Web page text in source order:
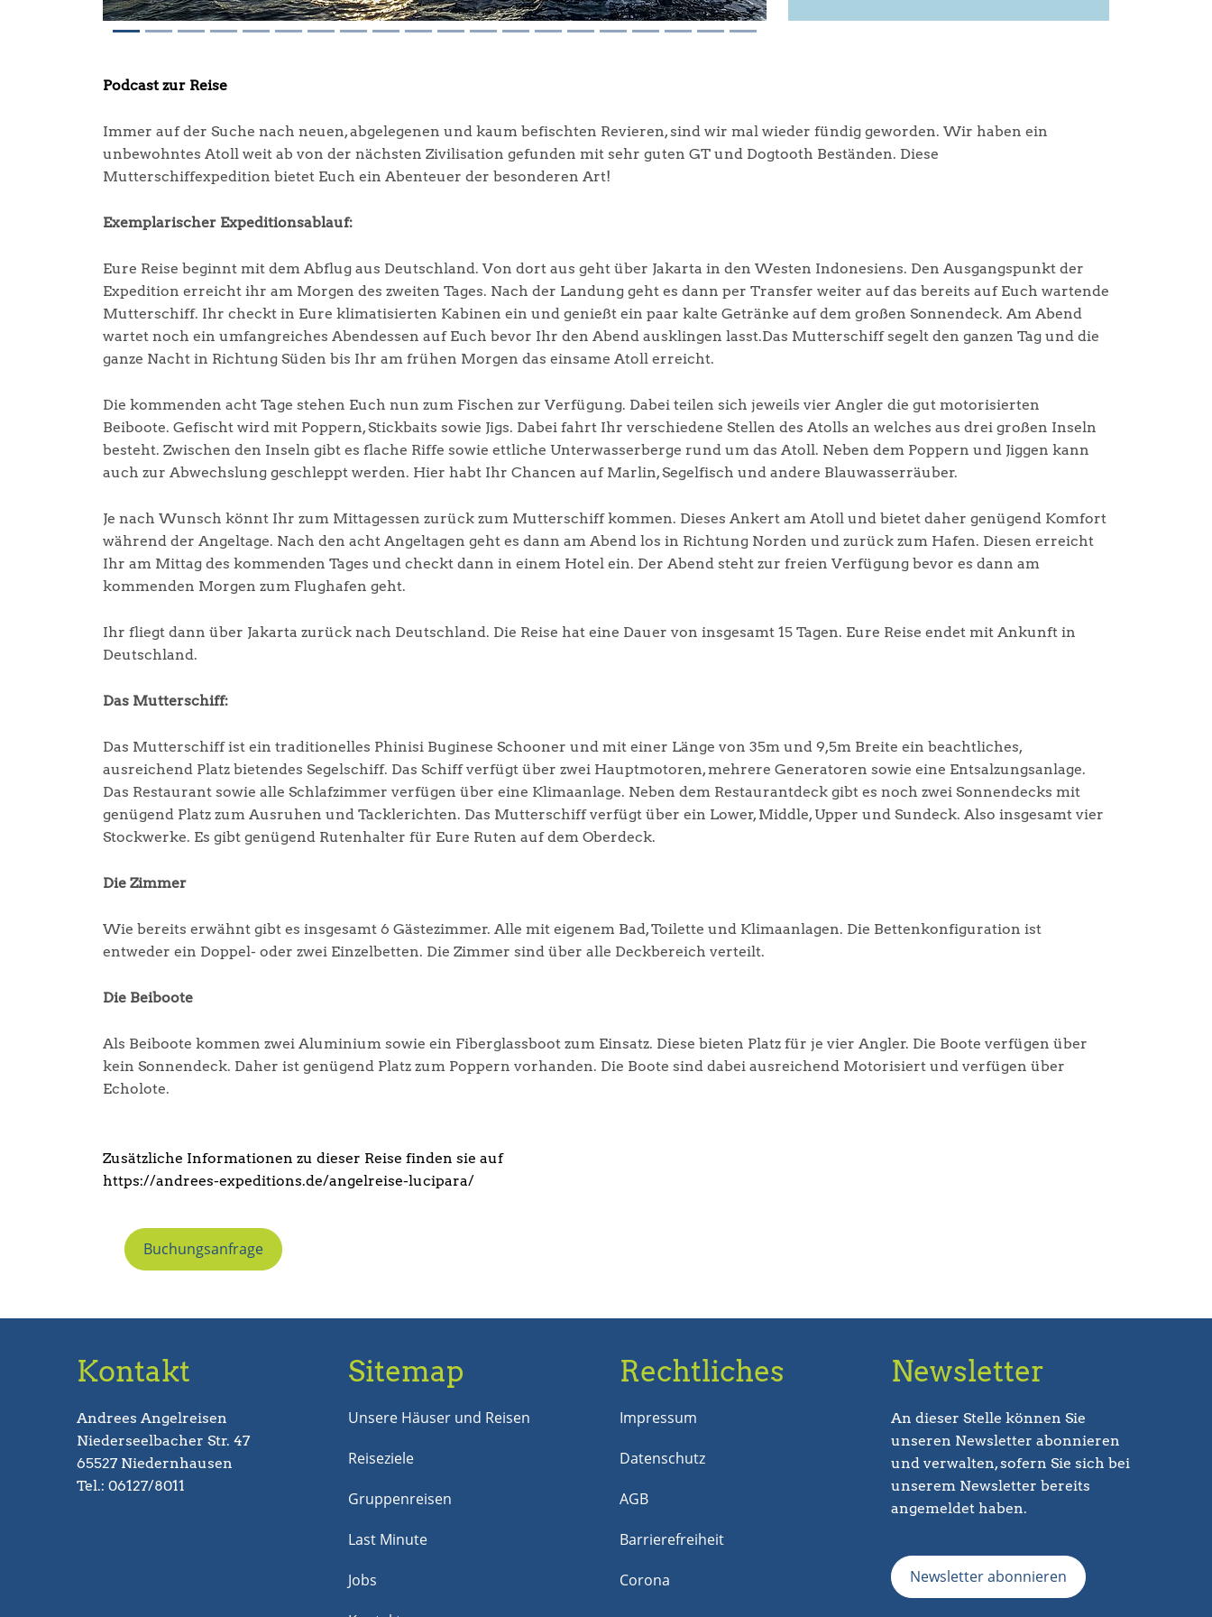
Podcast zur Reise
Immer auf der Suche nach neuen, abgelegenen und kaum befischten Revieren, sind wir mal wieder fündig geworden. Wir haben ein
unbewohntes Atoll weit ab von der nächsten Zivilisation gefunden mit sehr guten GT und Dogtooth Beständen. Diese
Mutterschiffexpedition bietet Euch ein Abenteuer der besonderen Art!
Exemplarischer Expeditionsablauf:
Eure Reise beginnt mit dem Abflug aus Deutschland. Von dort aus geht über Jakarta in den Westen Indonesiens. Den Ausgangspunkt der
Expedition erreicht ihr am Morgen des zweiten Tages. Nach der Landung geht es dann per Transfer weiter auf das bereits auf Euch wartende
Mutterschiff. Ihr checkt in Eure klimatisierten Kabinen ein und genießt ein paar kalte Getränke auf dem großen Sonnendeck. Am Abend
wartet noch ein umfangreiches Abendessen auf Euch bevor Ihr den Abend ausklingen lasst.Das Mutterschiff segelt den ganzen Tag und die
ganze Nacht in Richtung Süden bis Ihr am frühen Morgen das einsame Atoll erreicht.
Die kommenden acht Tage stehen Euch nun zum Fischen zur Verfügung. Dabei teilen sich jeweils vier Angler die gut motorisierten
Beiboote. Gefischt wird mit Poppern, Stickbaits sowie Jigs. Dabei fahrt Ihr verschiedene Stellen des Atolls an welches aus drei großen Inseln
besteht. Zwischen den Inseln gibt es flache Riffe sowie ettliche Unterwasserberge rund um das Atoll. Neben dem Poppern und Jiggen kann
auch zur Abwechslung geschleppt werden. Hier habt Ihr Chancen auf Marlin, Segelfisch und andere Blauwasserräuber.
Je nach Wunsch könnt Ihr zum Mittagessen zurück zum Mutterschiff kommen. Dieses Ankert am Atoll und bietet daher genügend Komfort
während der Angeltage. Nach den acht Angeltagen geht es dann am Abend los in Richtung Norden und zurück zum Hafen. Diesen erreicht
Ihr am Mittag des kommenden Tages und checkt dann in einem Hotel ein. Der Abend steht zur freien Verfügung bevor es dann am
kommenden Morgen zum Flughafen geht.
Ihr fliegt dann über Jakarta zurück nach Deutschland. Die Reise hat eine Dauer von insgesamt 15 Tagen. Eure Reise endet mit Ankunft in
Deutschland.
Das Mutterschiff:
Das Mutterschiff ist ein traditionelles Phinisi Buginese Schooner und mit einer Länge von 35m und 9,5m Breite ein beachtliches,
ausreichend Platz bietendes Segelschiff. Das Schiff verfügt über zwei Hauptmotoren, mehrere Generatoren sowie eine Entsalzungsanlage.
Das Restaurant sowie alle Schlafzimmer verfügen über eine Klimaanlage. Neben dem Restaurantdeck gibt es noch zwei Sonnendecks mit
genügend Platz zum Ausruhen und Tacklerichten. Das Mutterschiff verfügt über ein Lower, Middle, Upper und Sundeck. Also insgesamt vier
Stockwerke. Es gibt genügend Rutenhalter für Eure Ruten auf dem Oberdeck.
Die Zimmer
Wie bereits erwähnt gibt es insgesamt 6 Gästezimmer. Alle mit eigenem Bad, Toilette und Klimaanlagen. Die Bettenkonfiguration ist
entweder ein Doppel- oder zwei Einzelbetten. Die Zimmer sind über alle Deckbereich verteilt.
Die Beiboote
Als Beiboote kommen zwei Aluminium sowie ein Fiberglassboot zum Einsatz. Diese bieten Platz für je vier Angler. Die Boote verfügen über
kein Sonnendeck. Daher ist genügend Platz zum Poppern vorhanden. Die Boote sind dabei ausreichend Motorisiert und verfügen über
Echolote.
Zusätzliche Informationen zu dieser Reise finden sie auf
https://andrees-expeditions.de/angelreise-lucipara/
Buchungsanfrage
Kontakt
Andrees Angelreisen
Niederseelbacher Str. 47
65527 Niedernhausen
Tel.: 06127/8011
Sitemap
Unsere Häuser und Reisen
Reiseziele
Gruppenreisen
Last Minute
Jobs
Rechtliches
Impressum
Datenschutz
AGB
Barrierefreiheit
Corona
Newsletter
An dieser Stelle können Sie
unseren Newsletter abonnieren
und verwalten, sofern Sie sich bei
unserem Newsletter bereits
angemeldet haben.
Newsletter abonnieren